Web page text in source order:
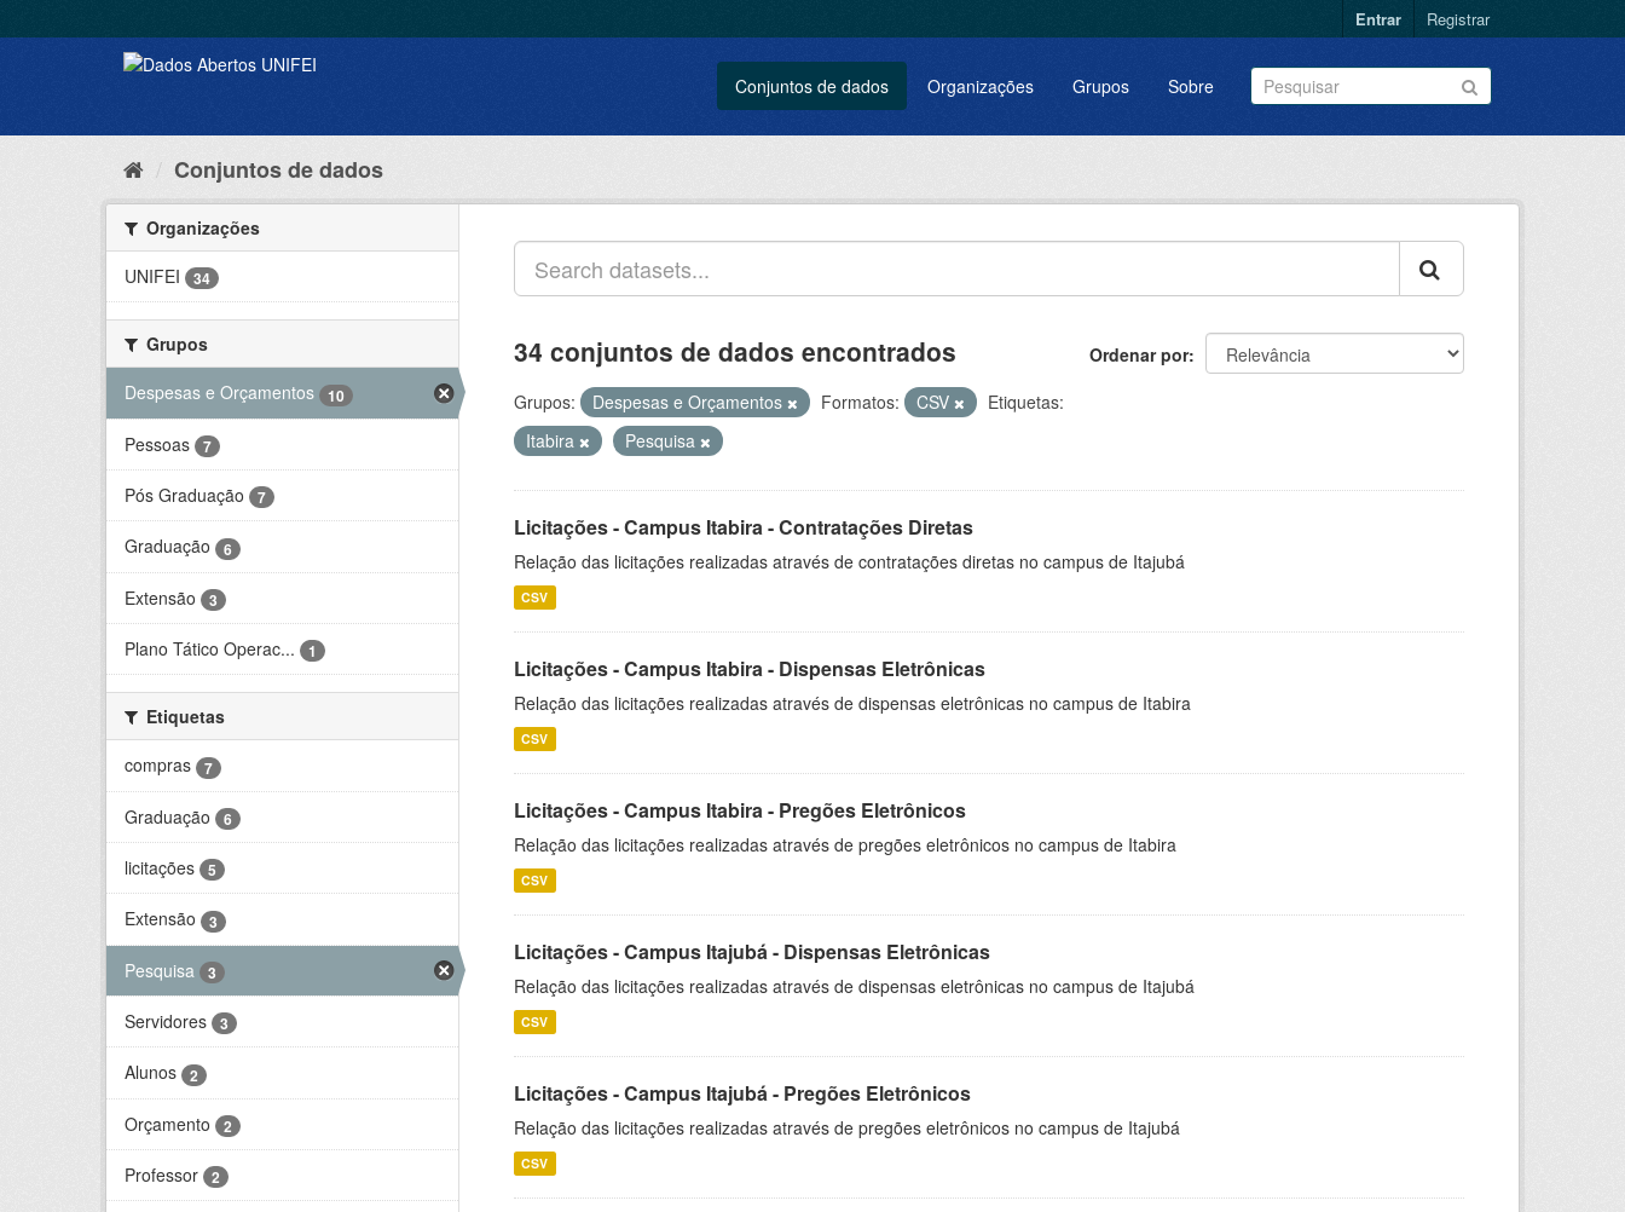
Entrar Registrar
Conjuntos de dados Organizações Grupos Sobre
Conjuntos de dados
Organizações
UNIFEI
34
Grupos
Despesas e Orçamentos
10
Pessoas 7
Pós Graduação 7
Graduação 6
Extensão 3
Plano Tático Operac... 1
Etiquetas
compras
7
Graduação 6
licitações 5
Extensão 3
Pesquisa 3
Servidores 3
Alunos 2
Orçamento 2
Professor 2
Ordenar por
34 conjuntos de dados encontrados
Grupos: Despesas e Orçamentos Formatos: CSV
Etiquetas:
Itabira
Pesquisa
Licitações - Campus Itabira - Contratações Diretas
Relação das licitações realizadas através de contratações diretas no campus de Itajubá
CSV
Licitações - Campus Itabira - Dispensas Eletrônicas
Relação das licitações realizadas através de dispensas eletrônicas no campus de Itabira
CSV
Licitações - Campus Itabira - Pregões Eletrônicos
Relação das licitações realizadas através de pregões eletrônicos no campus de Itabira
CSV
Licitações - Campus Itajubá - Dispensas Eletrônicas
Relação das licitações realizadas através de dispensas eletrônicas no campus de Itajubá
CSV
Licitações - Campus Itajubá - Pregões Eletrônicos
Relação das licitações realizadas através de pregões eletrônicos no campus de Itajubá
CSV